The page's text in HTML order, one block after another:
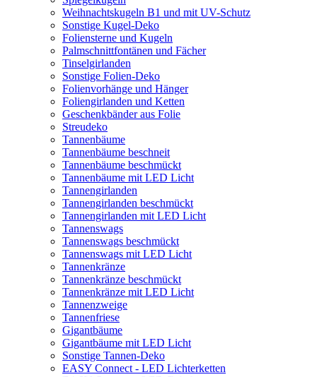
Weihnachtskugeln B1 und mit UV-Schutz
Sonstige Kugel-Deko
Foliensterne und Kugeln
Palmschnittfontänen und Fächer
Tinselgirlanden
Sonstige Folien-Deko
Folienvorhänge und Hänger
Foliengirlanden und Ketten
Geschenkbänder aus Folie
Streudeko
Tannenbäume
Tannenbäume beschneit
Tannenbäume beschmückt
Tannenbäume mit LED Licht
Tannengirlanden
Tannengirlanden beschmückt
Tannengirlanden mit LED Licht
Tannenswags
Tannenswags beschmückt
Tannenswags mit LED Licht
Tannenkränze
Tannenkränze beschmückt
Tannenkränze mit LED Licht
Tannenzweige
Tannenfriese
Gigantbäume
Gigantbäume mit LED Licht
Sonstige Tannen-Deko
EASY Connect - LED Lichterketten